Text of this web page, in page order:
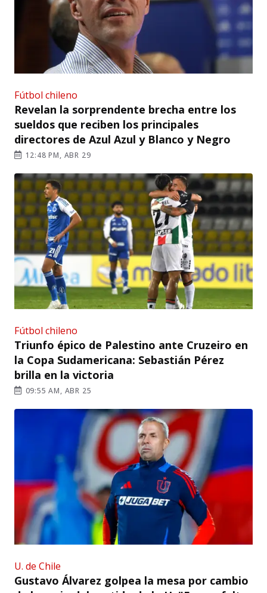
Fútbol chileno
Revelan la sorprendente brecha entre los
sueldos que reciben los principales
directores de Azul Azul y Blanco y Negro
12:48 PM, ABR 29
Fútbol chileno
Triunfo épico de Palestino ante Cruzeiro en
la Copa Sudamericana: Sebastián Pérez
brilla en la victoria
09:55 AM, ABR 25
U. de Chile
Gustavo Álvarez golpea la mesa por cambio